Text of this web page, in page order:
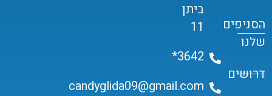
הסניפים
שלנו
דרושים
ביתן
11
3642*
candyglida09@gmail.com